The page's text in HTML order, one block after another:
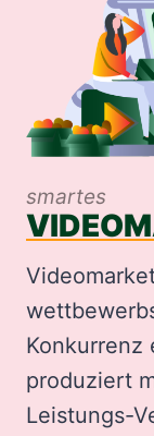
smartes
Konkurrenz
produziert
Leistungs-